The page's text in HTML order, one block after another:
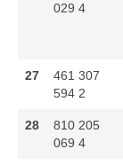
029 4
27
461 307
594 2
28
810 205
069 4